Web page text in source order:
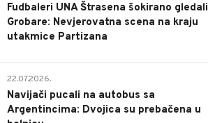
Fudbaleri UNA Štrasena šokirano gledali
Grobare: Nevjerovatna scena na kraju
utakmice Partizana
22.07.2026.
Navijači pucali na autobus sa
Argentincima: Dvojica su prebačena u